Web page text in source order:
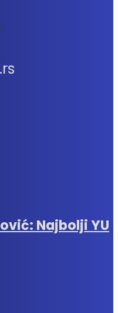
Najbolji YU